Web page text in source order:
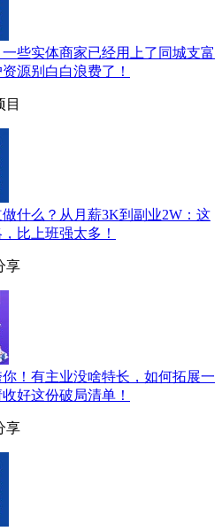
些实体商家已经用上了同城支富
源别白白浪费了！
目
什么？从月薪3K到副业2W：这
比上班强太多！
享
！有主业没啥特长，如何拓展一
好这份破局清单！
享